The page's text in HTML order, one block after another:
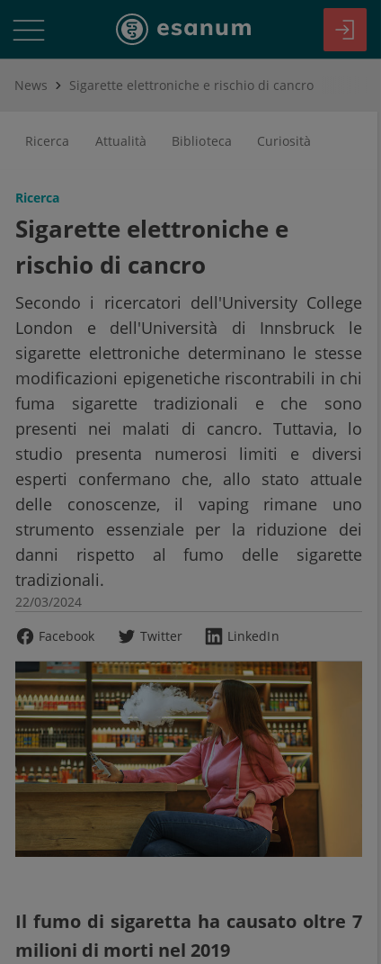
News Sigarette elettroniche e rischio di cancro
Ricerca Attualità Biblioteca Curiosità
Ricerca
Sigarette elettroniche e
rischio di cancro
Secondo i ricercatori dell'University College
London e dell'Università di Innsbruck le
sigarette elettroniche determinano le stesse
modificazioni epigenetiche riscontrabili in chi
fuma sigarette tradizionali e che sono
presenti nei malati di cancro. Tuttavia, lo
studio presenta numerosi limiti e diversi
esperti confermano che, allo stato attuale
delle conoscenze, il vaping rimane uno
strumento essenziale per la riduzione dei
danni rispetto al fumo delle sigarette
tradizionali.
22/03/2024
Facebook
Twitter LinkedIn
Il fumo di sigaretta ha causato oltre 7
milioni di morti nel 2019